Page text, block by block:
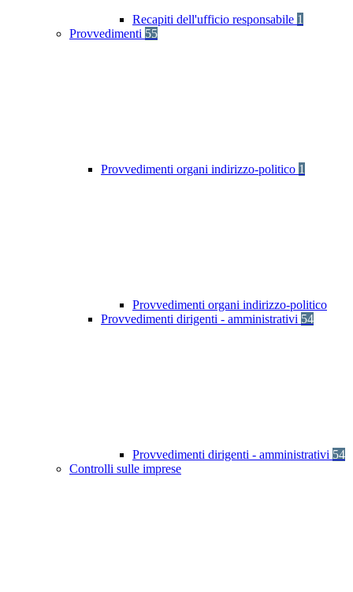
Recapiti dell'ufficio responsabile 1
Provvedimenti 55
Provvedimenti organi indirizzo-politico 1
Provvedimenti organi indirizzo-politico
Provvedimenti dirigenti - amministrativi 54
Provvedimenti dirigenti - amministrativi 54
Controlli sulle imprese